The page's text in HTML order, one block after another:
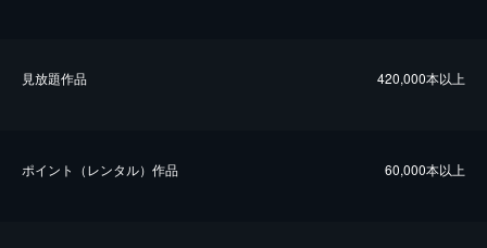
⾒放題作品 420,000本以上
ポイント（レンタル）作品 60,000本以上